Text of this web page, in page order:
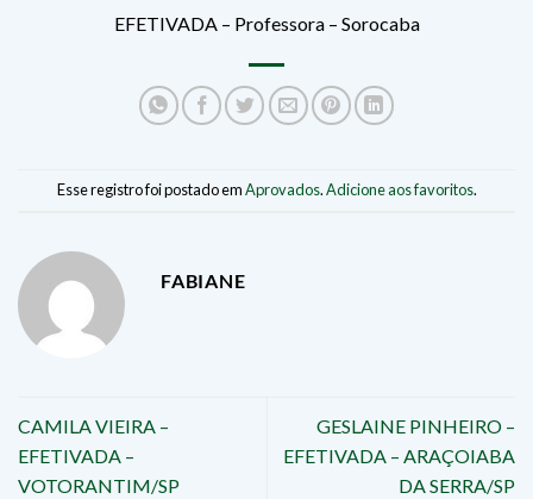
EFETIVADA – Professora – Sorocaba
Esse registro foi postado emAprovados.Adicione aos favoritos.
FABIANE
CAMILA VIEIRA –
EFETIVADA –
VOTORANTIM/SP
GESLAINE PINHEIRO –
EFETIVADA – ARAÇOIABA
DA SERRA/SP